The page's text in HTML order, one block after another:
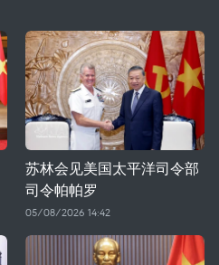
苏林会见美国太平洋司令部
司令帕帕罗
05/08/2026 14:42